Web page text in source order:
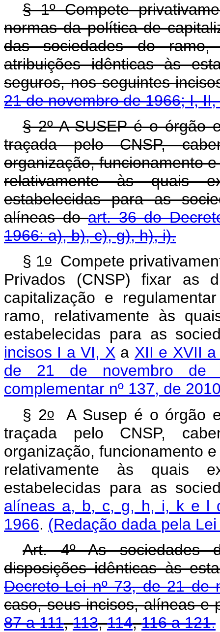
§ 1º Compete
normas da política de
das sociedades do ramo,
atribuições idênticas às
seguros, nos seguintes
21 de novembro de 1966; I,
§ 2º A SUSEP é o órgão
traçada pelo CNSP,
organização, funcionamento
relativamente às quais
estabelecidas para as
alíneas doart. 36 do
1966: a), b), c), g), h), i).
§ 1oCompete
Privados (CNSP) fixar as
capitalização e
ramo, relativamente às
estabelecidas para as
incisos I a VI, Xa XII e XVII
de 21 de novembro de
complementar nº 137, de
§ 2oA Susep é o órgão
traçada pelo CNSP,
organização, funcionamento
relativamente às quais
estabelecidas para as
alíneas a, b, c, g, h, i, k e l
1966. (Redação dada pela
Art. 4º As sociedades
disposições idênticas às
Decreto-Lei nº 73, de 21 de
caso, seus incisos, alíneas e
87 a 111,113,114,116 a 121.